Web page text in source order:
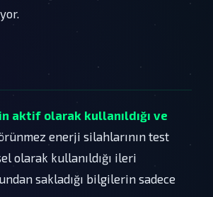
aktif olarak kullanıldığı ve
enerji silahlarının test
olarak kullanıldığı ileri
sakladığı bilgilerin sadece